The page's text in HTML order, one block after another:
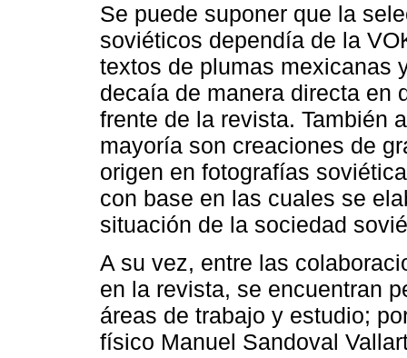
Se puede suponer que la
soviéticos dependía de la
textos de plumas mexicanas
decaía de manera directa en
frente de la revista. También
mayoría son creaciones de
origen en fotografías
con base en las cuales se
situación de la sociedad
A su vez, entre las
en la revista, se encuentran
áreas de trabajo y estudio;
físico Manuel Sandoval